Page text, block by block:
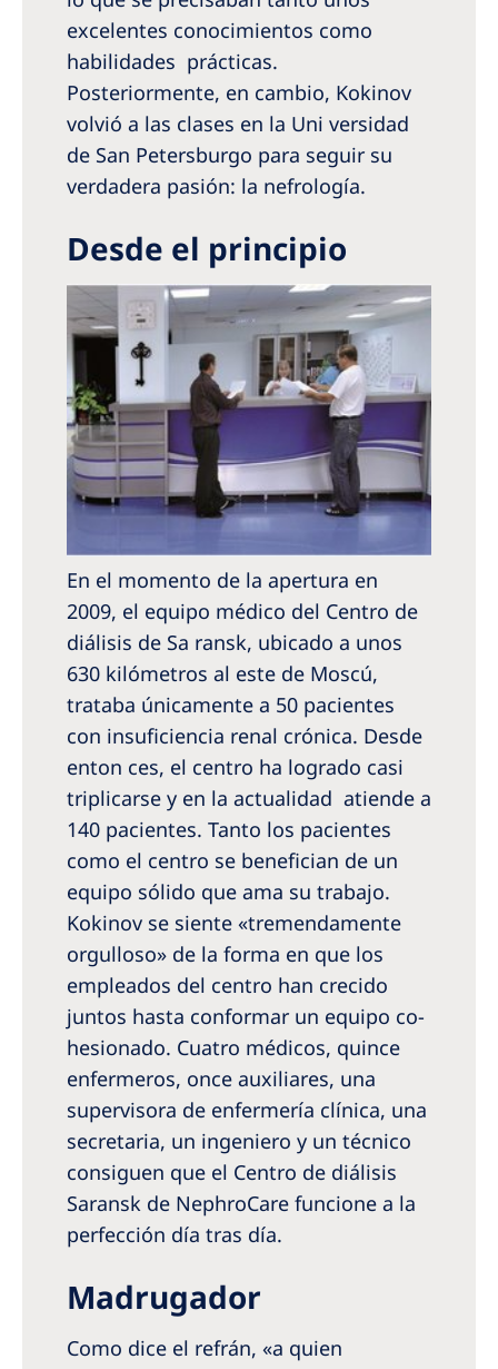
excelentes conocimientos como
habilidades prácticas.
Posteriormente, en cambio, Kokinov
volvió a las clases en la Uni­ versidad
de San Petersburgo para seguir su
verdadera pasión: la nefrología.
Desde el principio
En el momento de la apertura en
2009, el equipo médico del Centro de
diálisis de Sa­ ransk, ubicado a unos
630 kilómetros al este de Moscú,
trataba únicamente a 50 pacientes
con insuficiencia renal crónica. Desde
enton­ ces, el centro ha logrado casi
triplicarse y en la actualidad atiende a
140 pacientes. Tanto los pacientes
como el centro se benefician de un
equipo sólido que ama su trabajo.
Kokinov se siente «tremendamente
orgulloso» de la forma en que los
empleados del centro han crecido
juntos hasta conformar un equipo co­
hesionado. Cuatro médicos, quince
enfermeros, once auxiliares, una
supervisora de enfermería clínica, una
secretaria, un ingeniero y un técnico
consiguen que el Centro de diálisis
Saransk de NephroCare funcione a la
perfección día tras día.
Madrugador
Como dice el refrán, «a quien